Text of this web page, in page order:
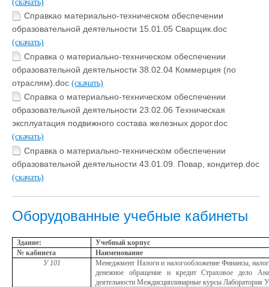
(скачать)
Справкао материально-техническом обеспечении
образовательной деятельности 15.01.05 Сварщик.doc
(скачать)
Справка о материально-техническом обеспечении
образовательной деятельности 38.02.04 Коммерция (по
отраслям).doc (скачать)
Справка о материально-техническом обеспечении
образовательной деятельности 23.02.06 Техническая
эксплуатация подвижного состава железных дорог.doc
(скачать)
Справка о материально-техническом обеспечении
образовательной деятельности 43.01.09. Повар, кондитер.doc
(скачать)
Оборудованные учебные кабинеты
Здание:
Учебный корпус
№ кабинета
Наименование
У 101
Менеджмент Налоги и налогообложение Финансы,
денежное обращение и кредит Страховое дело
деятельности Междисциплинарные курсы Лаборатория